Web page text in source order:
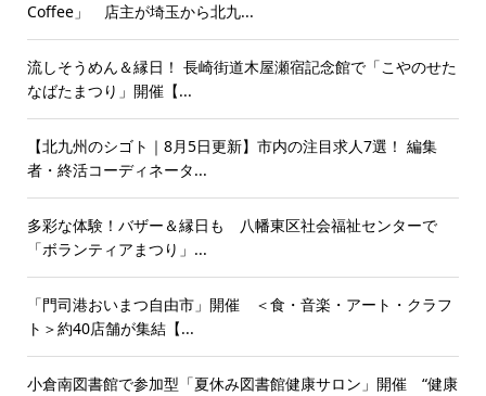
Coffee」 店主が埼玉から北九...
流しそうめん＆縁日！ 長崎街道木屋瀬宿記念館で「こやのせた
なばたまつり」開催【...
【北九州のシゴト｜8月5日更新】市内の注目求人7選！ 編集
者・終活コーディネータ...
多彩な体験！バザー＆縁日も 八幡東区社会福祉センターで
「ボランティアまつり」...
「門司港おいまつ自由市」開催 ＜食・音楽・アート・クラフ
ト＞約40店舗が集結【...
小倉南図書館で参加型「夏休み図書館健康サロン」開催 “健康